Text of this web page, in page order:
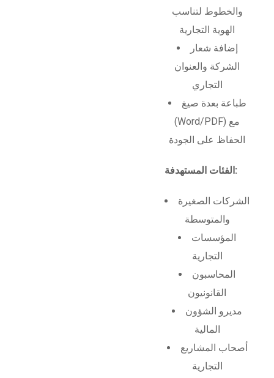
والخطوط لتناسب
الهوية التجارية
إضافة شعار
الشركة والعنوان
التجاري
طباعة بعدة صيغ
(Word/PDF) مع
الحفاظ على الجودة
الفئات المستهدفة:
الشركات الصغيرة
والمتوسطة
المؤسسات
التجارية
المحاسبون
القانونيون
مديرو الشؤون
المالية
أصحاب المشاريع
التجارية